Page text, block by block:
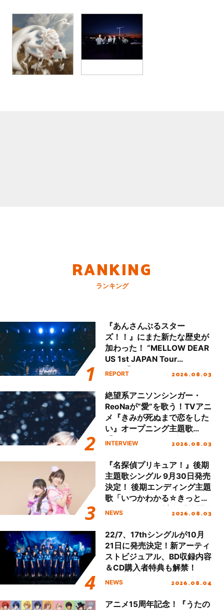
RANKING
ランキング
『あんさんぶるスター
ズ！！』にまた新たな歴史が
加わった！ “MELLOW DEAR
US 1st JAPAN Tour
Final「NICE to meet YOU
ート!!
REPORT 2026.08.03
絶望系アニソンシンガー・
ReoNaが“愛”を歌う！TVアニ
メ『きみが死ぬまで恋をした
い』オープニング主題歌
「Amore」インタビュー
INTERVIEW 2026.08.03
『名探偵プリキュア！』後期
主題歌シングル 9月30日発売
決定！ 後期エンディング主題
歌「いつかわかる☆きっとあ
える」TVサイズ先行配信開
NEWS 2026.08.03
22/7、17thシングルが10月
21日に発売決定！新アーティ
ストビジュアル、BD収録内容
＆CD購入者特典も解禁！
NEWS 2026.08.04
アニメ15周年記念！『うたの